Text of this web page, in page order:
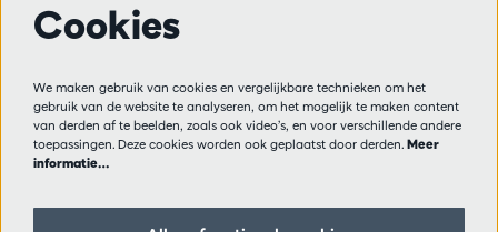
Privacy
Verkoopsvoorwaarden
Pers
Cookies
We maken gebruik van cookies en vergelijkbare technieken om het
gebruik van de website te analyseren, om het mogelijk te maken content
van derden af te beelden, zoals ook video’s, en voor verschillende andere
toepassingen. Deze cookies worden ook geplaatst door derden. Meer
informatie…